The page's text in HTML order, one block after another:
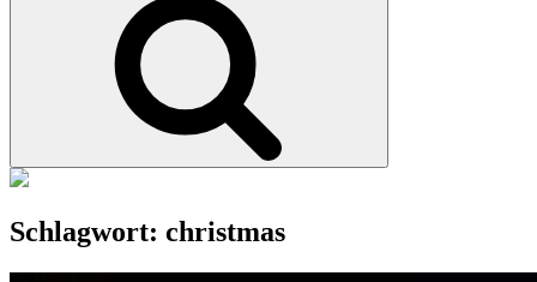
Schlagwort: christmas